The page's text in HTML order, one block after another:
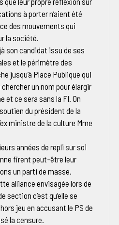
à porter n’aient été
des mouvements qui
la société.
son candidat issu de ses
et le périmètre des
jusqu’à Place Publique qui
un nom pour élargir
et ce sera sans la FI. On
du président de la
ministre de la culture Mme
années de repli sur soi
firent peut-être leur
un parti de masse.
alliance envisagée lors de
section c’est qu’elle se
jeu en accusant le PS de
la censure.